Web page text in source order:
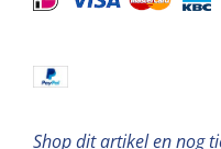
Shop dit artikel en nog